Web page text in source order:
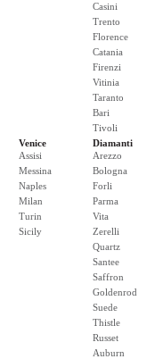
Casini
Trento
Florence
Catania
Firenzi
Vitinia
Taranto
Bari
Tivoli
Venice
Assisi
Messina
Naples
Milan
Turin
Sicily
Diamanti
Arezzo
Bologna
Forli
Parma
Vita
Zerelli
Quartz
Santee
Saffron
Goldenrod
Suede
Thistle
Russet
Auburn